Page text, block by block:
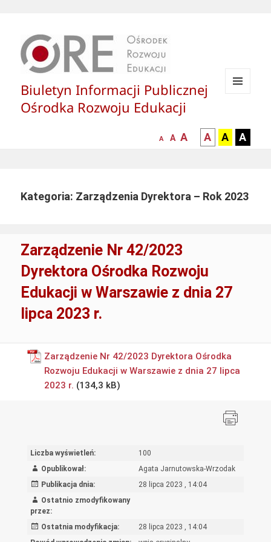
Biuletyn Informacji Publicznej
Ośrodka Rozwoju Edukacji
mniejsza
A
normalna
A
większa-
czcionka
A
kontrast
czarny
tle
A
kontrast
czarny
tle
A
żółty
tle
A
Kategoria: Zarządzenia Dyrektora – Rok 2023
Zarządzenie Nr 42/2023
Dyrektora Ośrodka Rozwoju
Edukacji w Warszawie z dnia 27
lipca 2023 r.
Zarządzenie Nr 42/2023 Dyrektora Ośrodka
Rozwoju Edukacji w Warszawie z dnia 27 lipca
2023 r.
Liczba wyświetleń:
100
Opublikował:
Agata Jarnutowska-Wrzodak
Publikacja dnia:
28 lipca 2023 , 14:04
Ostatnio zmodyfikowany
przez:
Ostatnia modyfikacja:
28 lipca 2023 , 14:04